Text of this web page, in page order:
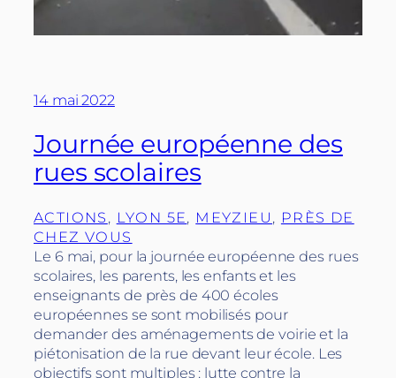
14 mai 2022
Journée européenne des
rues scolaires
ACTIONS , LYON 5E, MEYZIEU , PRÈS DE
CHEZ VOUS
Le 6 mai, pour la journée européenne des rues
scolaires, les parents, les enfants et les
enseignants de près de 400 écoles
européennes se sont mobilisés pour
demander des aménagements de voirie et la
piétonisation de la rue devant leur école. Les
objectifs sont multiples : lutte contre la